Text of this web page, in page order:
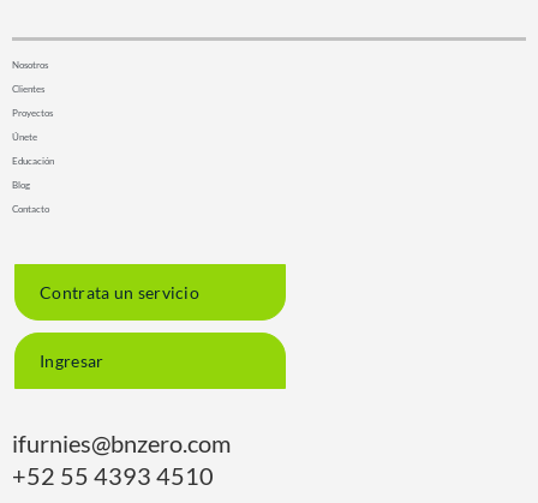
Nosotros
Clientes
Proyectos
Únete
Educación
Blog
Contacto
Contrata un servicio
Ingresar
ifurnies@bnzero.com
+52 55 4393 4510